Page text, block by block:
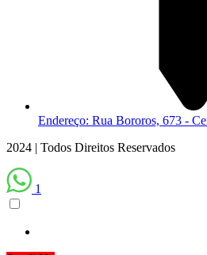
Endereço: Rua Bororos, 673 -
2024 | Todos Direitos Reservados
1